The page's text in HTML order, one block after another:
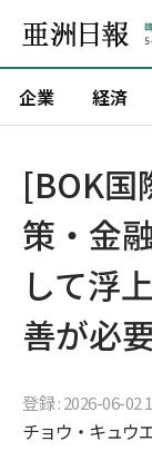
企業 経済
[BOK国
策・金
して浮
善が必要
登録 : 2026-06-02
チョウ・キュウ